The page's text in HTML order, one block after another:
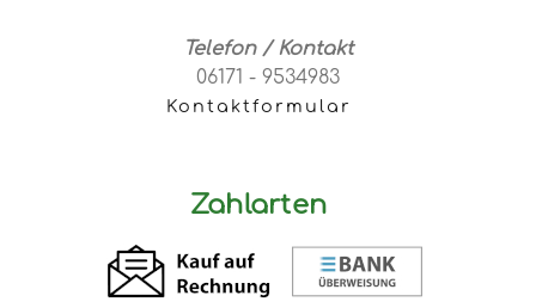
Telefon / Kontakt
06171 - 9534983
Kontaktformular
Zahlarten